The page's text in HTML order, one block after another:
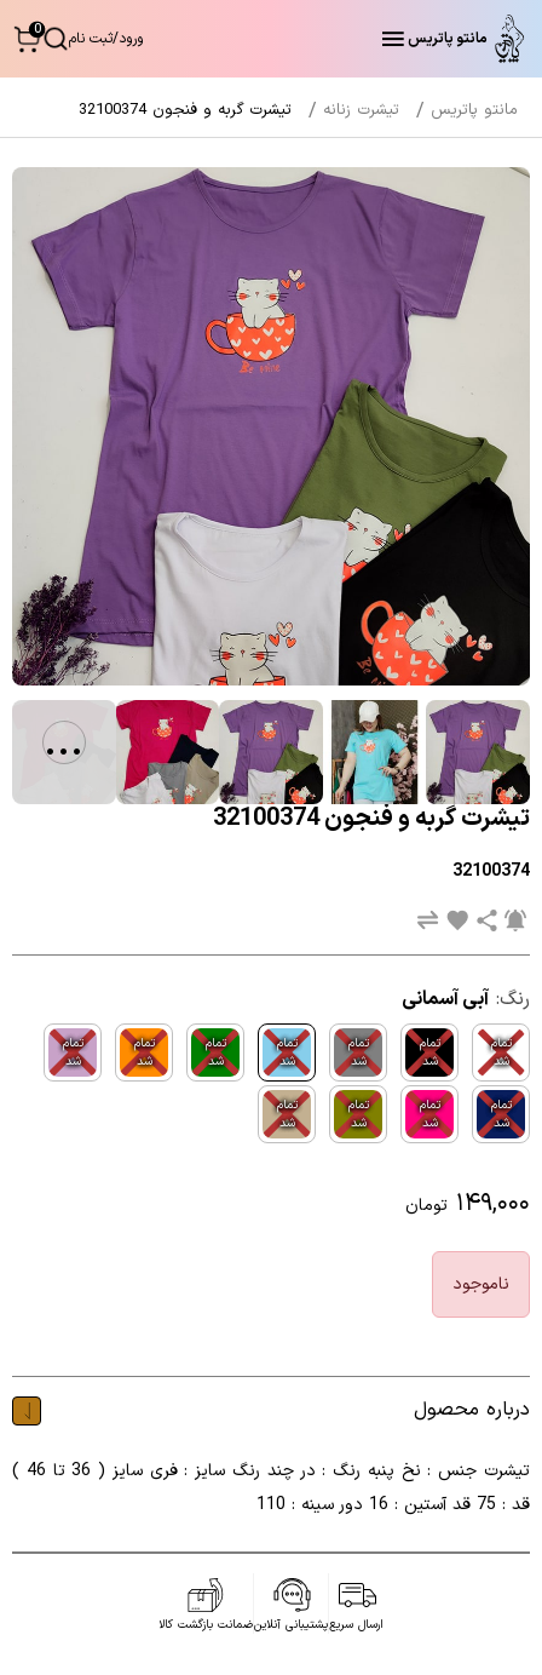
مانتو پاتریس ورود/ثبت نام 0
مانتو پاتریس تیشرت زنانه تیشرت گربه و فنجون 32100374
تیشرت گربه و فنجون 32100374
32100374
رنگ: آبی آسمانی
تمام
شد
تمام
شد
تمام
شد
تمام
شد
تمام
شد
تمام
شد
تمام
شد
تمام
شد
تمام
شد
تمام
شد
تمام
شد
۱۴۹,۰۰۰ تومان
ناموجود
درباره محصول
تیشرت جنس : نخ پنبه رنگ : در چند رنگ سایز : فری سایز ( 36 تا 46 )
قد : 75 قد آستین : 16 دور سینه : 110
ارسال سریعپشتیبانی آنلاینضمانت بازگشت کالا
...